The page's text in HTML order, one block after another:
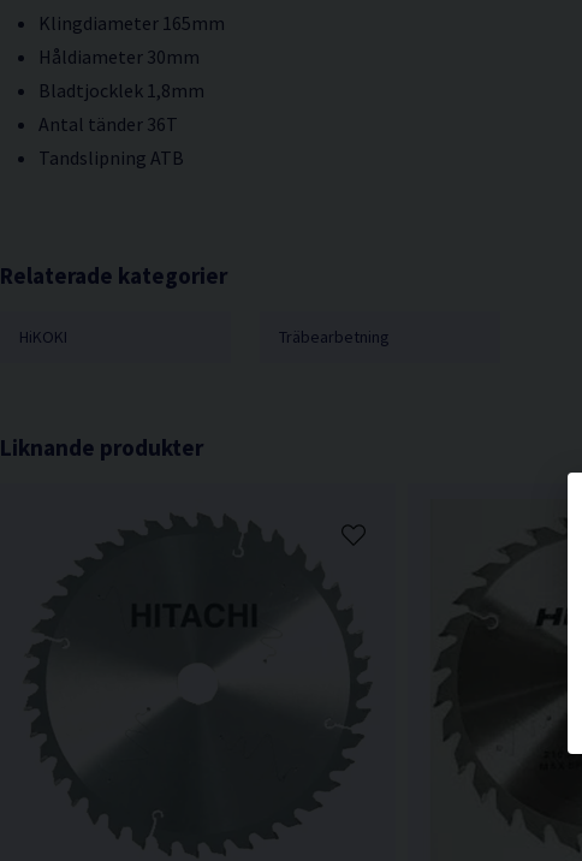
Klingdiameter 165mm
Håldiameter 30mm
Bladtjocklek 1,8mm
Antal tänder 36T
Tandslipning ATB
Relaterade kategorier
HiKOKI Träbearbetning
Liknande produkter